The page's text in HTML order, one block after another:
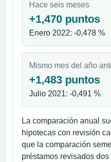
Hace seis meses
+1,470 puntos
Enero 2022: -0,478 %
Mismo mes del año
+1,483 puntos
Julio 2021: -0,491 %
La comparación anual
hipotecas con revisión
que la comparación
préstamos revisados